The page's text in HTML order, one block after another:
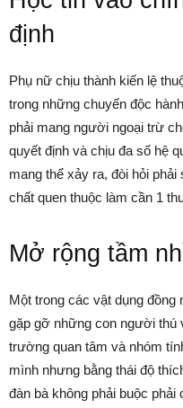
định
Phụ nữ chịu thành kiến lệ
trong những chuyến độc
phải mang người ngoại trừ
quyết định và chịu đa số hệ
mang thể xảy ra, đòi hỏi
chất quen thuộc làm cần 1
Mở rộng tầm
Một trong các vật dụng
gặp gỡ những con người thú
trường quan tâm và nhóm
mình nhưng bằng thái độ
đàn bà không phải buộc